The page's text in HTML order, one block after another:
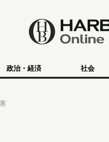
政治・経済 社会